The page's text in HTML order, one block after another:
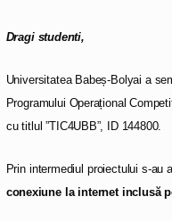
Dragi studenti,
Universitatea Babeș-Bolyai a
Programului Operațional
cu titlul ”TIC4UBB”, ID 144800.
Prin intermediul proiectului s-au
conexiune la internet inclusă